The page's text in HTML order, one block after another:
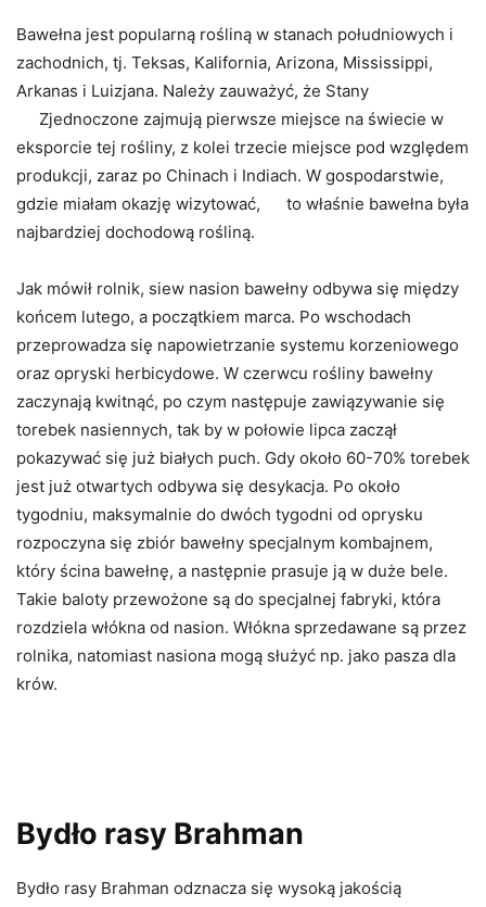
Bawełna jest popularną rośliną w stanach południowych i
zachodnich, tj. Teksas, Kalifornia, Arizona, Mississippi,
Arkanas i Luizjana. Należy zauważyć, że Stany
Zjednoczone zajmują pierwsze miejsce na świecie w
eksporcie tej rośliny, z kolei trzecie miejsce pod względem
produkcji, zaraz po Chinach i Indiach. W gospodarstwie,
gdzie miałam okazję wizytować, to właśnie bawełna była
najbardziej dochodową rośliną.
Jak mówił rolnik, siew nasion bawełny odbywa się między
końcem lutego, a początkiem marca. Po wschodach
przeprowadza się napowietrzanie systemu korzeniowego
oraz opryski herbicydowe. W czerwcu rośliny bawełny
zaczynają kwitnąć, po czym następuje zawiązywanie się
torebek nasiennych, tak by w połowie lipca zaczął
pokazywać się już białych puch. Gdy około 60-70% torebek
jest już otwartych odbywa się desykacja. Po około
tygodniu, maksymalnie do dwóch tygodni od oprysku
rozpoczyna się zbiór bawełny specjalnym kombajnem,
który ścina bawełnę, a następnie prasuje ją w duże bele.
Takie baloty przewożone są do specjalnej fabryki, która
rozdziela włókna od nasion. Włókna sprzedawane są przez
rolnika, natomiast nasiona mogą służyć np. jako pasza dla
krów.
Bydło rasy Brahman
Bydło rasy Brahman odznacza się wysoką jakością